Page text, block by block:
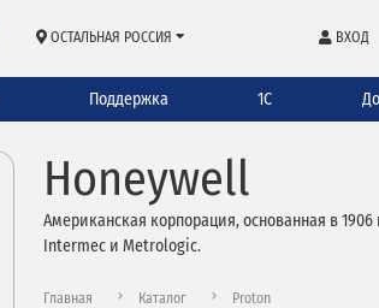
ОСТАЛЬНАЯ РОССИЯ ВХОД
Поддержка 1С
Honeywell
Американская корпорация, основанная в
Intermec и Metrologic.
Главная Каталог Proton